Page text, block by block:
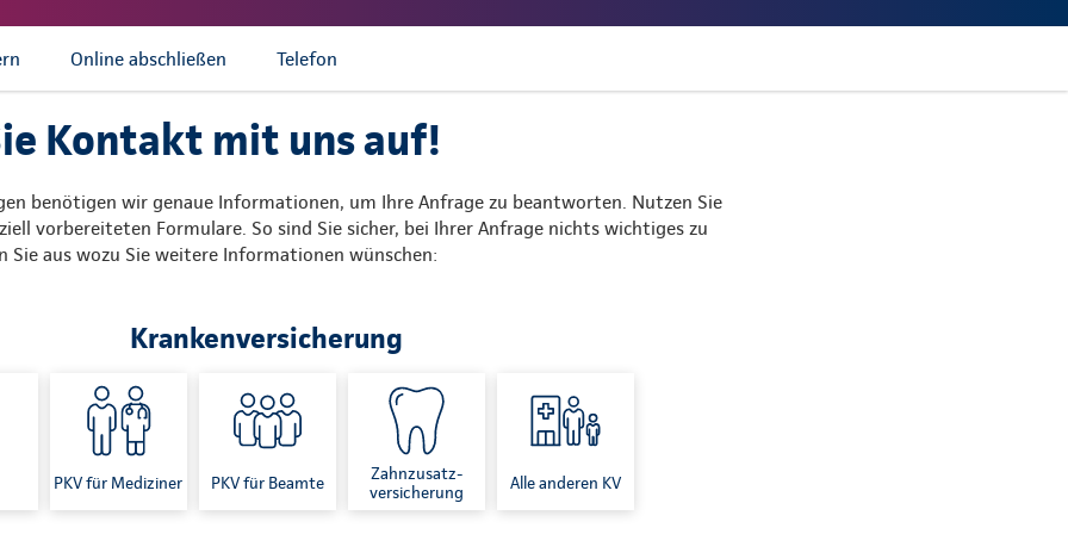
Online abschließen Telefon
Kontakt mit uns auf!
benötigen wir genaue Informationen, um Ihre Anfrage zu beantworten. Nutzen Sie
vorbereiteten Formulare. So sind Sie sicher, bei Ihrer Anfrage nichts wichtiges zu
Sie aus wozu Sie weitere Informationen wünschen:
Krankenversicherung
PKV für Mediziner PKV für Beamte
Zahnzusatz-
versicherung
Alle anderen KV